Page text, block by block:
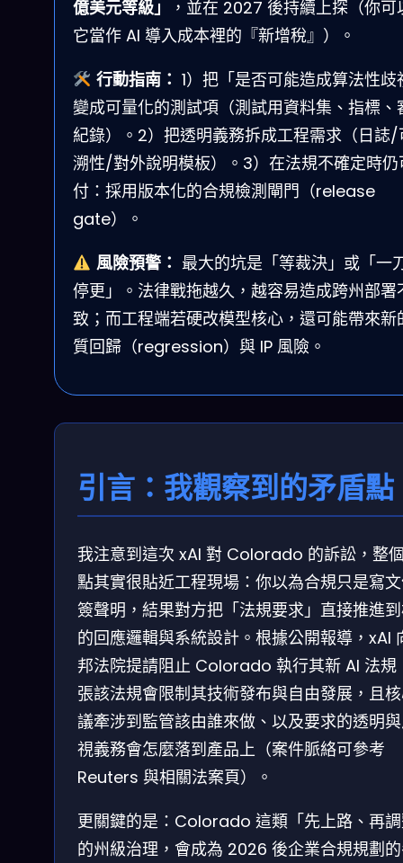
億美元等級」
，並在 2027 後持續上探（你可
它當作 AI 導入成本裡的『新增稅』）。
行動指南： 1）把「是否可能造成算法性歧
變成可量化的測試項（測試用資料集、指標、
紀錄）。2）把透明義務拆成工程需求（日誌/
溯性/對外說明模板）。3）在法規不確定時仍
付：採用版本化的合規檢測閘門（release
gate）。
風險預警： 最大的坑是「等裁決」或「一
停更」。法律戰拖越久，越容易造成跨州部署
致；而工程端若硬改模型核心，還可能帶來新
質回歸（regression）與 IP 風險。
引言：我觀察到的矛盾點
我注意到這次 xAI 對 Colorado 的訴訟，整
點其實很貼近工程現場：你以為合規只是寫
簽聲明，結果對方把「法規要求」直接推進
的回應邏輯與系統設計。根據公開報導，xAI
邦法院提請阻止 Colorado 執行其新 AI 法規
張該法規會限制其技術發布與自由發展，且
議牽涉到監管該由誰來做、以及要求的透明
視義務會怎麼落到產品上（案件脈絡可參考
Reuters 與相關法案頁）。
更關鍵的是：Colorado 這類「先上路、再
的州級治理，會成為 2026 後企業合規規劃